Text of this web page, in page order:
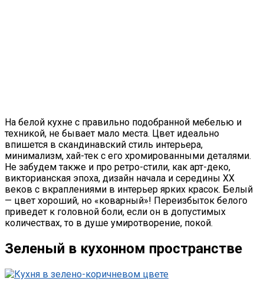
На белой кухне с правильно подобранной мебелью и
техникой, не бывает мало места. Цвет идеально
впишется в скандинавский стиль интерьера,
минимализм, хай-тек с его хромированными деталями.
Не забудем также и про ретро-стили, как арт-деко,
викторианская эпоха, дизайн начала и середины XX
веков с вкраплениями в интерьер ярких красок. Белый
— цвет хороший, но «коварный»! Переизбыток белого
приведет к головной боли, если он в допустимых
количествах, то в душе умиротворение, покой.
Зеленый в кухонном пространстве